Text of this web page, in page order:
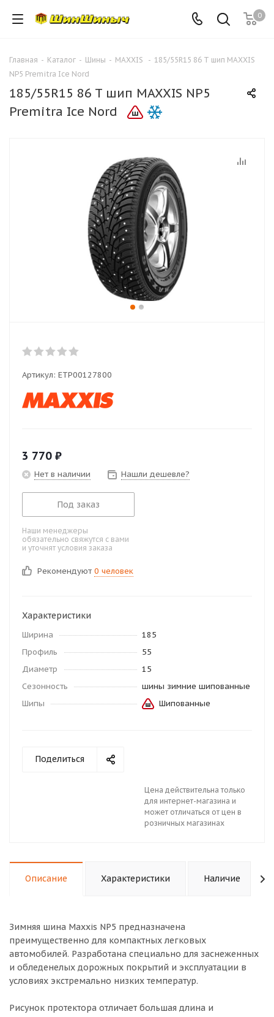
0
Главная - Каталог - Шины - MAXXIS - 185/55R15 86 T шип MAXXIS
NP5 Premitra Ice Nord
185/55R15 86 T шип MAXXIS NP5
Premitra Ice Nord
Артикул: ETP00127800
3 770 ₽
Нет в наличии Нашли дешевле?
Под заказ
Наши менеджеры
обязательно свяжутся с вами
и уточнят условия заказа
Рекомендуют 0 человек
Характеристики
Ширина
185
Профиль
55
Диаметр
15
Сезонность
шины зимние шипованные
Шипы
Шипованные
Поделиться
Цена действительна только
для интернет-магазина и
может отличаться от цен в
розничных магазинах
Описание Характеристики Наличие
Зимняя шина Maxxis NP5 предназначена
преимущественно для компактных легковых
автомобилей. Разработана специально для заснеженных
и обледенелых дорожных покрытий и эксплуатации в
условиях экстремально низких температур.
Рисунок протектора отличает большая длина и